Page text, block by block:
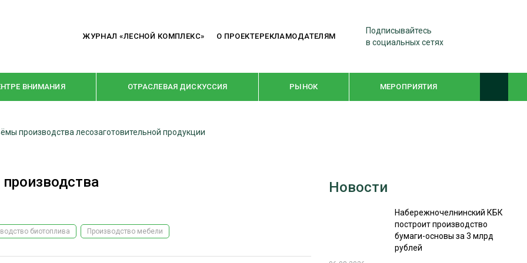
ЖУРНАЛ «ЛЕСНОЙ КОМПЛЕКС» О ПРОЕКТЕРЕКЛАМОДАТЕЛЯМ
Подписывайтесь
в социальных сетях
ВНИМАНИЯ ОТРАСЛЕВАЯ ДИСКУССИЯ РЫНОК МЕРОПРИЯТИЯ
ДОМОСТРОЕНИЕ
РУБРИКИ
В ЦЕНТРЕ ВНИМАНИЯ
WOODEX-2021
СУШКА ДРЕВЕСИНЫ
производства лесозаготовительной продукции
биотоплива Производство мебели
Новости
Набережночелнинский КБК
построит производство
бумаги-основы за 3 млрд
рублей